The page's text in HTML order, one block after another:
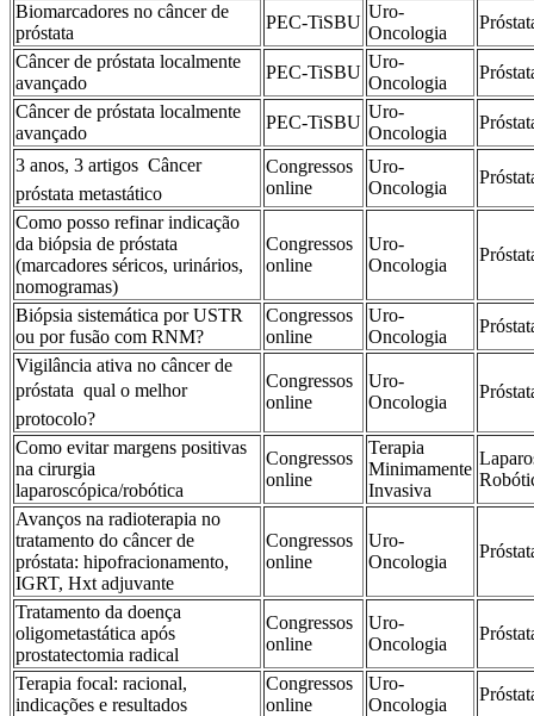
Biomarcadores no câncer de
próstata
PEC-TiSBU
Uro-
Oncologia
Câncer de próstata localmente
avançado
PEC-TiSBU
Uro-
Oncologia
Câncer de próstata localmente
avançado
PEC-TiSBU
Uro-
Oncologia
3 anos, 3 artigos  Câncer
próstata metastático
Congressos
online
Uro-
Oncologia
Como posso refinar indicação
da biópsia de próstata
(marcadores séricos, urinários,
nomogramas)
Congressos
online
Uro-
Oncologia
Biópsia sistemática por USTR
ou por fusão com RNM?
Congressos
online
Uro-
Oncologia
Vigilância ativa no câncer de
próstata  qual o melhor
protocolo?
Congressos
online
Uro-
Oncologia
Como evitar margens positivas
na cirurgia
laparoscópica/robótica
Congressos
online
Terapia
Minimamente
Invasiva
Avanços na radioterapia no
tratamento do câncer de
próstata: hipofracionamento,
IGRT, Hxt adjuvante
Congressos
online
Uro-
Oncologia
Tratamento da doença
oligometastática após
prostatectomia radical
Congressos
online
Uro-
Oncologia
Terapia focal: racional,
indicações e resultados
Congressos
online
Uro-
Oncologia